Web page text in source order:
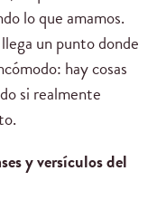
lo que amamos.
un punto donde
hay cosas
si realmente
y versículos del